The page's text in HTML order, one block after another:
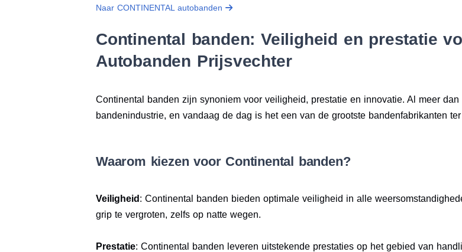
Naar CONTINENTAL autobanden
Continental banden: Veiligheid en prestatie
Autobanden Prijsvechter
Continental banden zijn synoniem voor veiligheid, prestatie en innovatie. Al meer
bandenindustrie, en vandaag de dag is het een van de grootste bandenfabrikanten
Waarom kiezen voor Continental banden?
Veiligheid : Continental banden bieden optimale veiligheid in alle
grip te vergroten, zelfs op natte wegen.
Prestatie: Continental banden leveren uitstekende prestaties op het gebied van